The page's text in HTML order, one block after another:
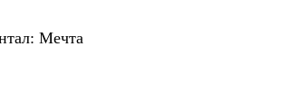
Мечта